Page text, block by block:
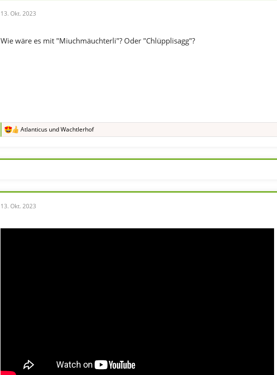
i
n
13. Okt. 2023
Wie wäre es mit "Miuchmäuchterli"? Oder "Chlüpplisagg"?
R
e
n
:
AtlanticusundWachtlerhof
13. Okt. 2023